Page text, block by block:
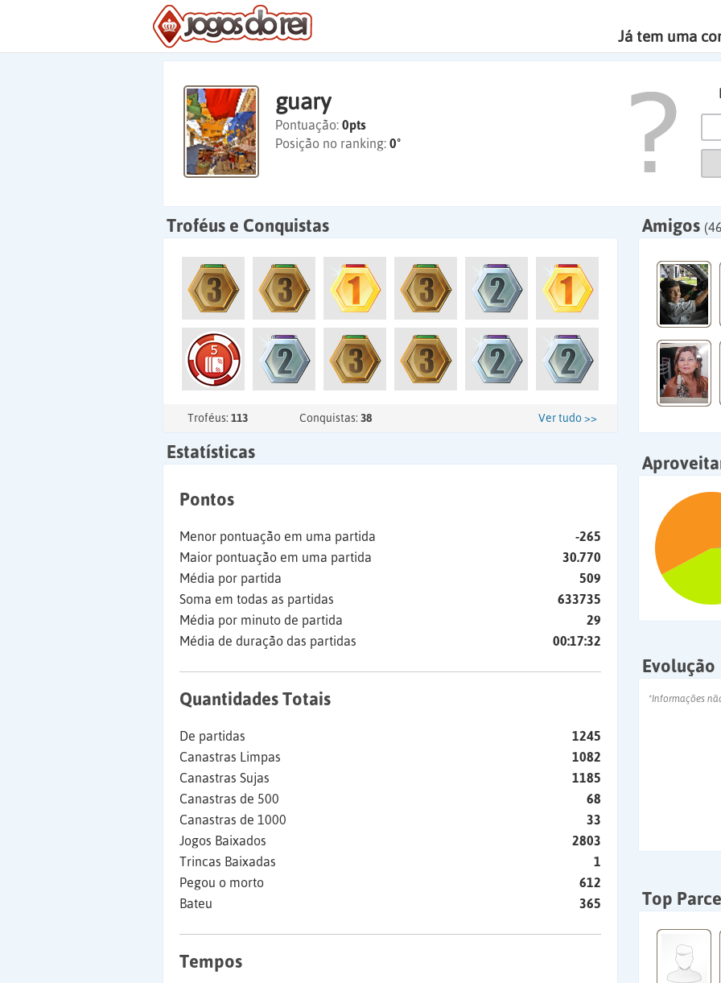
Já tem uma
guary
Pontuação: 0pts
Posição no ranking: 0º
Troféus e Conquistas
Troféus: 113 Conquistas: 38 Ver tudo >>
Amigos
Estatísticas
Pontos
Menor pontuação em uma partida
-265
Maior pontuação em uma partida
30.770
Média por partida
509
Soma em todas as partidas
633735
Média por minuto de partida
29
Média de duração das partidas
00:17:32
Quantidades Totais
De partidas
1245
Canastras Limpas
1082
Canastras Sujas
1185
Canastras de 500
68
Canastras de 1000
33
Jogos Baixados
2803
Trincas Baixadas
1
Pegou o morto
612
Bateu
365
Tempos
Evolução
*Informações
Top